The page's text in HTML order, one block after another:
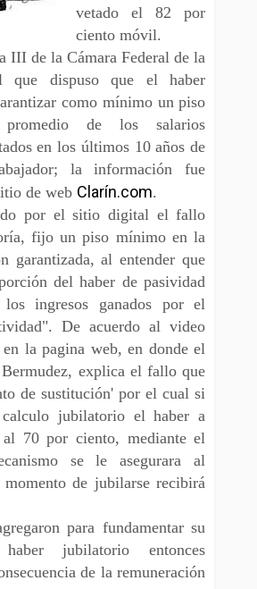
vetado el 82 por
ciento móvil.
III de la Cámara Federal de la
que dispuso que el haber
como mínimo un piso
de los salarios
en los últimos 10 años de
la información fue
de web Clarín.com.
por el sitio digital el fallo
fijo un piso mínimo en la
garantizada, al entender que
del haber de pasividad
ingresos ganados por el
De acuerdo al video
la pagina web, en donde el
explica el fallo que
de sustitución' por el cual si
jubilatorio el haber a
70 por ciento, mediante el
se le asegurara al
de jubilarse recibirá
para fundamentar su
jubilatorio entonces
de la remuneración